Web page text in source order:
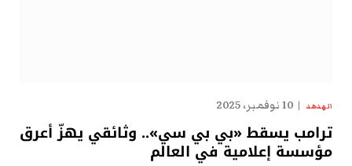
الهدهد 10 نوفمبر، 2025
ترامب يسقط «بي بي سي».. وثائقي يهزّ أعرق
مؤسسة إعلامية في العالم